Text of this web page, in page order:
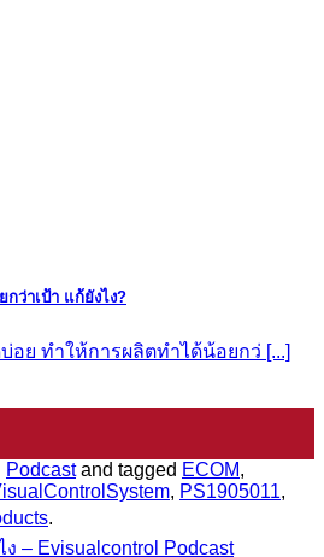
ว่าเป้า แก้ยังไง?
อย ทำให้การผลิตทำได้น้อยกว่ [...]
Podcastand tagged ECOM,
, PS1905011,
.
– Evisualcontrol Podcast